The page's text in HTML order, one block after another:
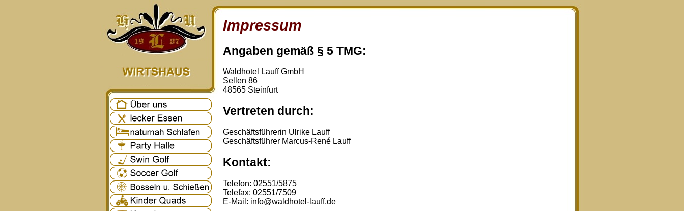
Impressum
Angaben gemäß § 5 TMG:
Waldhotel Lauff GmbH
Sellen 86
48565 Steinfurt
Vertreten durch:
Geschäftsführerin Ulrike Lauff
Geschäftsführer Marcus-René Lauff
Kontakt:
Telefon: 02551/5875
Telefax: 02551/7509
E-Mail: info@waldhotel-lauff.de